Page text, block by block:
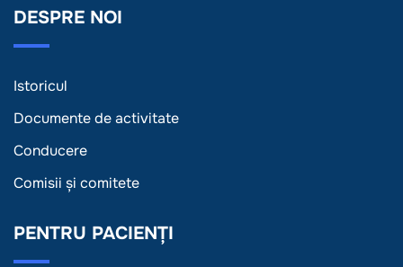
DESPRE NOI
Istoricul
Documente de activitate
Conducere
Comisii și comitete
PENTRU PACIENȚI